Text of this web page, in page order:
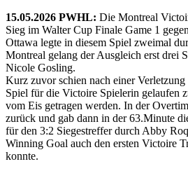
15.05.2026 PWHL: Die Montreal
Sieg im Walter Cup Finale Game 1
Ottawa legte in diesem Spiel zweimal
Montreal gelang der Ausgleich erst drei
Nicole Gosling.
Kurz zuvor schien nach einer
Spiel für die Victoire Spielerin gelaufen
vom Eis getragen werden. In der
zurück und gab dann in der 63.Minute
für den 3:2 Siegestreffer durch Abby
Winning Goal auch den ersten Victoire
konnte.